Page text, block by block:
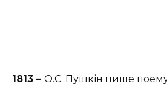
1813 – О.С. Пушкін пише